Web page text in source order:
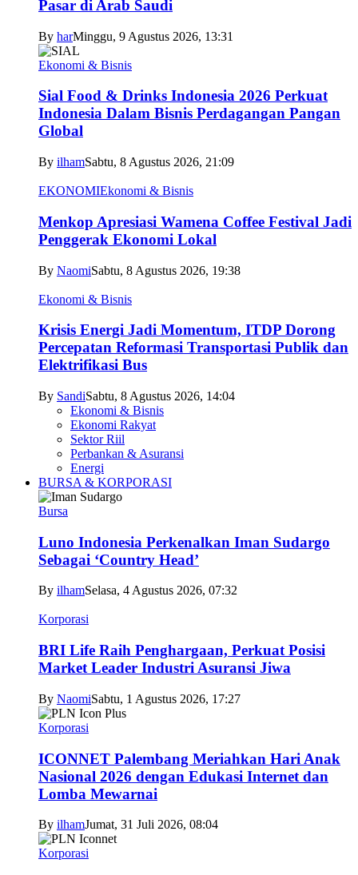
Pasar di Arab Saudi
By harMinggu, 9 Agustus 2026, 13:31
Ekonomi & Bisnis
Sial Food & Drinks Indonesia 2026 Perkuat
Indonesia Dalam Bisnis Perdagangan Pangan
Global
By ilhamSabtu, 8 Agustus 2026, 21:09
EKONOMIEkonomi & Bisnis
Menkop Apresiasi Wamena Coffee Festival Jadi
Penggerak Ekonomi Lokal
By NaomiSabtu, 8 Agustus 2026, 19:38
Ekonomi & Bisnis
Krisis Energi Jadi Momentum, ITDP Dorong
Percepatan Reformasi Transportasi Publik dan
Elektrifikasi Bus
By SandiSabtu, 8 Agustus 2026, 14:04
Ekonomi & Bisnis
Ekonomi Rakyat
Sektor Riil
Perbankan & Asuransi
Energi
BURSA & KORPORASI
Bursa
Luno Indonesia Perkenalkan Iman Sudargo
Sebagai ‘Country Head’
By ilhamSelasa, 4 Agustus 2026, 07:32
Korporasi
BRI Life Raih Penghargaan, Perkuat Posisi
Market Leader Industri Asuransi Jiwa
By NaomiSabtu, 1 Agustus 2026, 17:27
Korporasi
ICONNET Palembang Meriahkan Hari Anak
Nasional 2026 dengan Edukasi Internet dan
Lomba Mewarnai
By ilhamJumat, 31 Juli 2026, 08:04
Korporasi